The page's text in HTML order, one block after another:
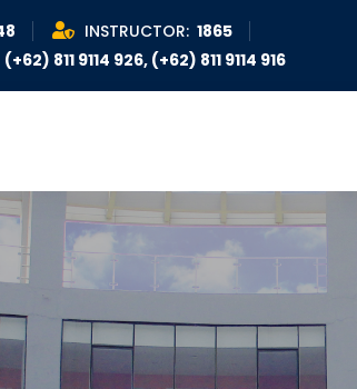
INSTRUCTOR: 1865
(+62) 811 9114 926, (+62) 811 9114 916